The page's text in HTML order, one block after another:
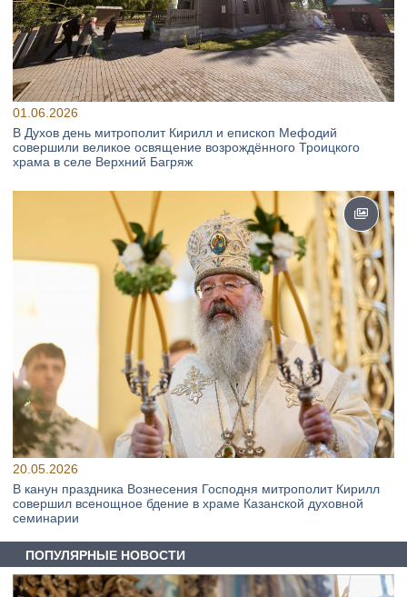
01.06.2026
В Духов день митрополит Кирилл и епископ Мефодий
совершили великое освящение возрождённого Троицкого
храма в селе Верхний Багряж
20.05.2026
В канун праздника Вознесения Господня митрополит Кирилл
совершил всенощное бдение в храме Казанской духовной
семинарии
ПОПУЛЯРНЫЕ НОВОСТИ